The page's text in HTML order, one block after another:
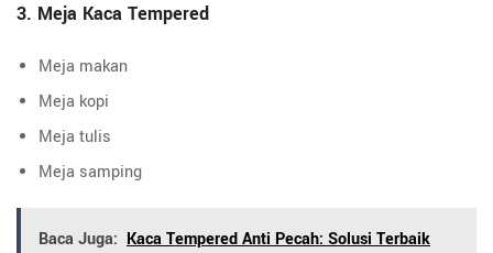
3. Meja Kaca Tempered
Meja makan
Meja kopi
Meja tulis
Meja samping
Baca Juga: Kaca Tempered Anti Pecah: Solusi Terbaik